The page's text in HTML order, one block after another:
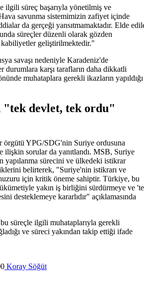
ilgili süreç başarıyla yönetilmiş ve
Hava savunma sistemimizin zafiyet içinde
da gerçeği yansıtmamaktadır. Elde
süreçler düzenli olarak gözden
geliştirilmektedir."
savaşı nedeniyle Karadeniz'de
durumlara karşı tarafların daha dikkatli
muhataplara gerekli ikazların yapıldığı
devlet, tek ordu"
örgütü YPG/SDG'nin Suriye ordusuna
ilişkin sorular da yanıtlandı. MSB, Suriye
yapılanma sürecini ve ülkedeki istikrar
belirterek, "Suriye'nin istikrarı ve
için kritik öneme sahiptir. Türkiye, bu
yakın iş birliğini sürdürmeye ve
desteklemeye kararlıdır" açıklamasında
süreçle ilgili muhataplarıyla gerekli
ve süreci yakından takip ettiği ifade
Koray Söğüt